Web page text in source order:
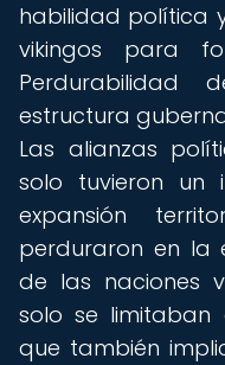
habilidad política
vikingos para
estructura
Las alianzas
solo tuvieron un
expansión
perduraron en la
de las naciones
solo se limitaban
que también